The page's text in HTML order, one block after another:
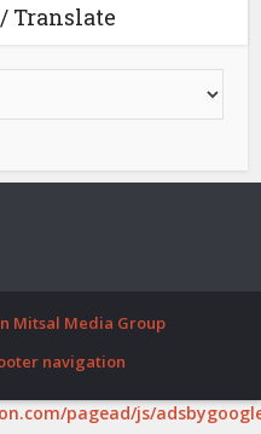
Translate
Mitsal Media Group
navigation
pagead/js/